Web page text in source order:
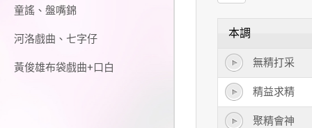
童謠、盤嘴錦
河洛戲曲、七字仔
黃俊雄布袋戲曲+口白
本調
無精打采
精益求精
聚精會神